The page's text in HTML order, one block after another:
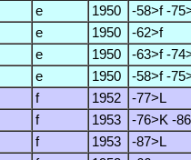
e 1950
-58>f -
e 1950
-62>f
e 1950
-63>f -
e 1950
-58>f -
f 1952
-77>L
f 1953
-76>K -
f 1953
-87>L